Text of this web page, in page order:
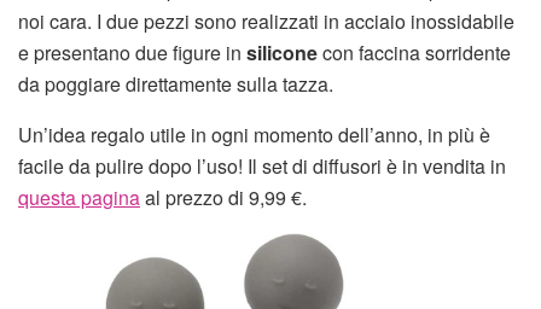
noi cara. I due pezzi sono realizzati in acciaio inossidabile
e presentano due figure in siliconecon faccina sorridente
da poggiare direttamente sulla tazza.
Un’idea regalo utile in ogni momento dell’anno, in più è
facile da pulire dopo l’uso! Il set di diffusori è in vendita in
questa paginaal prezzo di 9,99 €.